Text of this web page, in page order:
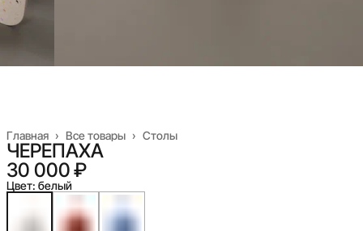
Столы
Все товары ›
Главная ›
ЧЕРЕПАХА
30 000 ₽
Цвет: белый